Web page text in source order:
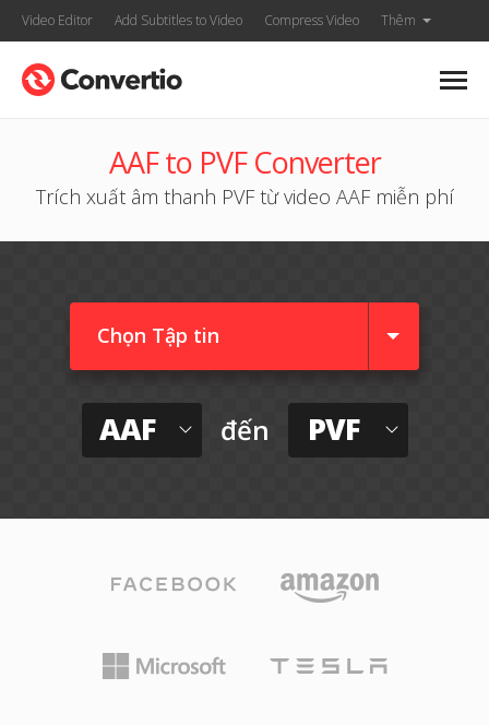
Video Editor Add Subtitles to Video Compress Video Thêm
AAF to PVF Converter
Trích xuất âm thanh PVF từ video AAF miễn phí
Chọn Tập tin
AAF đến PVF